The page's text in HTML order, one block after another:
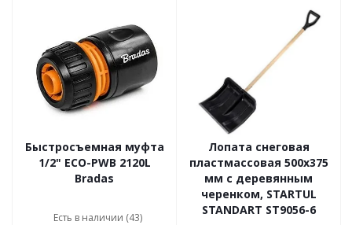
Быстросъемная муфта
1/2" ECO-PWB 2120L
Bradas
Есть в наличии (43)
Лопата снеговая
пластмассовая 500х375
мм с деревянным
черенком, STARTUL
STANDART ST9056-6